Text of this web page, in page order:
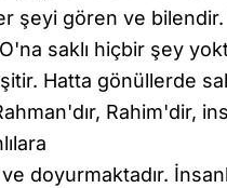
şeyi gören ve
saklı hiçbir şey
Hatta gönüllerde
Rahim'dir,
doyurmaktadır.